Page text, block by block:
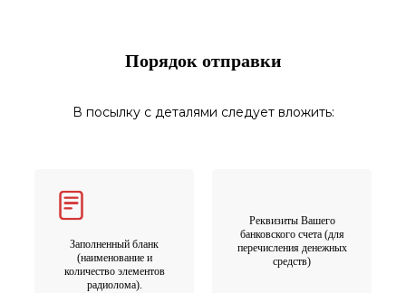
Порядок отправки
В посылку с деталями следует вложить:
Заполненный бланк
(наименование и
количество элементов
радиолома).
Реквизиты Вашего
банковского счета (для
перечисления денежных
средств)